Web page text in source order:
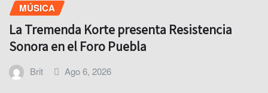
MÚSICA
La Tremenda Korte presenta Resistencia
Sonora en el Foro Puebla
Brit Ago 6, 2026